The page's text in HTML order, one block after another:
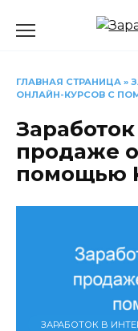
ГЛАВНАЯ СТРАНИЦА »
ОНЛАЙН-КУРСОВ С
продаже
помощью
ЗАРАБОТОК В